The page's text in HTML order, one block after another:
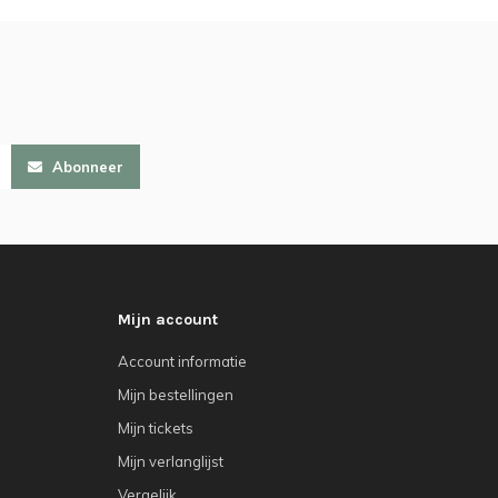
Abonneer
Mijn account
Account informatie
Mijn bestellingen
Mijn tickets
Mijn verlanglijst